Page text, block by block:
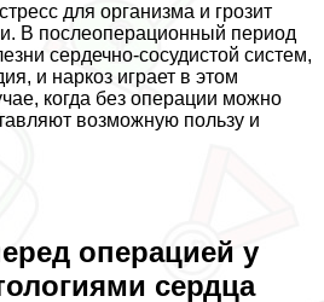
для организма и грозит
В послеоперационный период
сердечно-сосудистой систем,
и наркоз играет в этом
когда без операции можно
возможную пользу и
операцией у
сердца